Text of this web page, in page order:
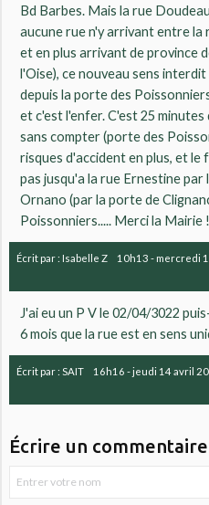
Bd Barbes. Mais la rue
aucune rue n'y arrivant entre la
et en plus arrivant de province
l'Oise), ce nouveau sens
depuis la porte des
et c'est l'enfer. C'est 25 minutes
sans compter (porte des
risques d'accident en plus, et le
pas jusqu'a la rue Ernestine par
Ornano (par la porte de
Poissonniers..... Merci la Mairie !
Écrit par : Isabelle Z 10h13 - mercredi
J'ai eu un P V le 02/04/3022
6 mois que la rue est en sens
Écrit par :SAIT 16h16 -jeudi 14avril
Écrire un commentaire